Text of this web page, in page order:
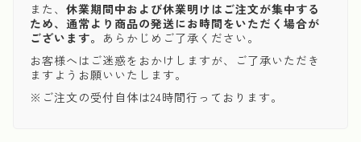
また、 休業期間中および休業明けはご注文が集中する
ため、通常より商品の発送にお時間をいただく場合が
ございます。 あらかじめご了承ください。
お客様へはご迷惑をおかけしますが、ご了承いただき
ますようお願いいたします。
※ご注文の受付自体は24時間行っております。